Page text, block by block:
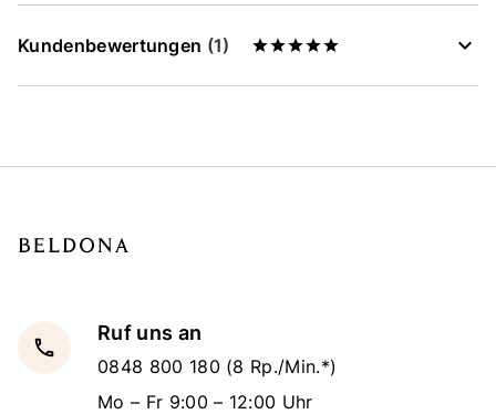
Kundenbewertungen (1)
local_phone
Ruf uns an
0848 800 180 (8 Rp./Min.*)
Mo – Fr 9:00 – 12:00 Uhr